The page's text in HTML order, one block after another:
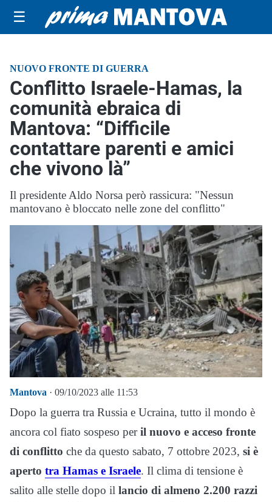
☰
NUOVO FRONTE DI GUERRA
Conflitto Israele-Hamas, la
comunità ebraica di
Mantova: “Difficile
contattare parenti e amici
che vivono là”
Il presidente Aldo Norsa però rassicura: "Nessun
mantovano è bloccato nelle zone del conflitto"
Mantova · 09/10/2023 alle 11:53
Dopo la guerra tra Russia e Ucraina, tutto il mondo è
ancora col fiato sospeso peril nuovo e acceso fronte
di conflitto che da questo sabato, 7 ottobre 2023, si è
aperto tra Hamas e Israele. Il clima di tensione è
salito alle stelle dopo il lancio di almeno 2.200 razzi